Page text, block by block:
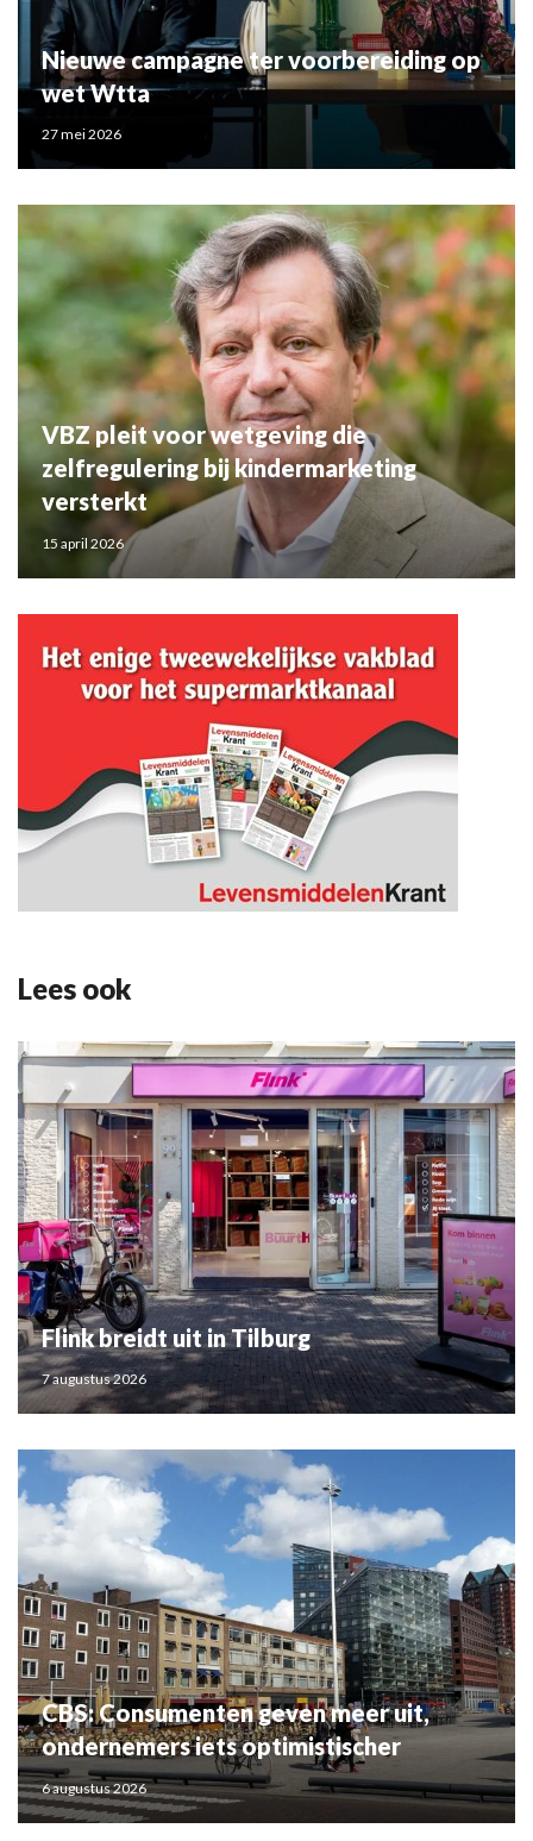
Nieuwe campagne ter voorbereiding op
wet Wtta
27 mei 2026
VBZ pleit voor wetgeving die
zelfregulering bij kindermarketing
versterkt
15 april 2026
Lees ook
Flink breidt uit in Tilburg
7 augustus 2026
CBS: Consumenten geven meer uit,
ondernemers iets optimistischer
6 augustus 2026